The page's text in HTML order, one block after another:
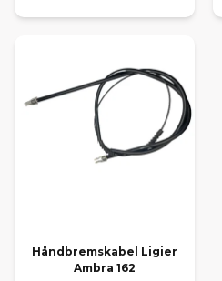
Håndbremskabel Ligier
Ambra 162